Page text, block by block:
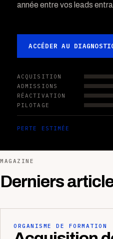
année entre vos leads
ACCÉDER AU
ACQUISITION
ADMISSIONS
RÉACTIVATION
PILOTAGE
PERTE ESTIMÉE
MAGAZINE
Derniers
ORGANISME DE FORMATION